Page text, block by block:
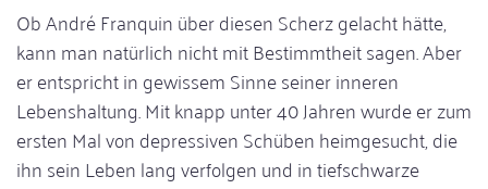
Ob André Franquin über diesen Scherz gelacht hätte,
kann man natürlich nicht mit Bestimmtheit sagen. Aber
er entspricht in gewissem Sinne seiner inneren
Lebenshaltung. Mit knapp unter 40 Jahren wurde er zum
ersten Mal von depressiven Schüben heimgesucht, die
ihn sein Leben lang verfolgen und in tiefschwarze